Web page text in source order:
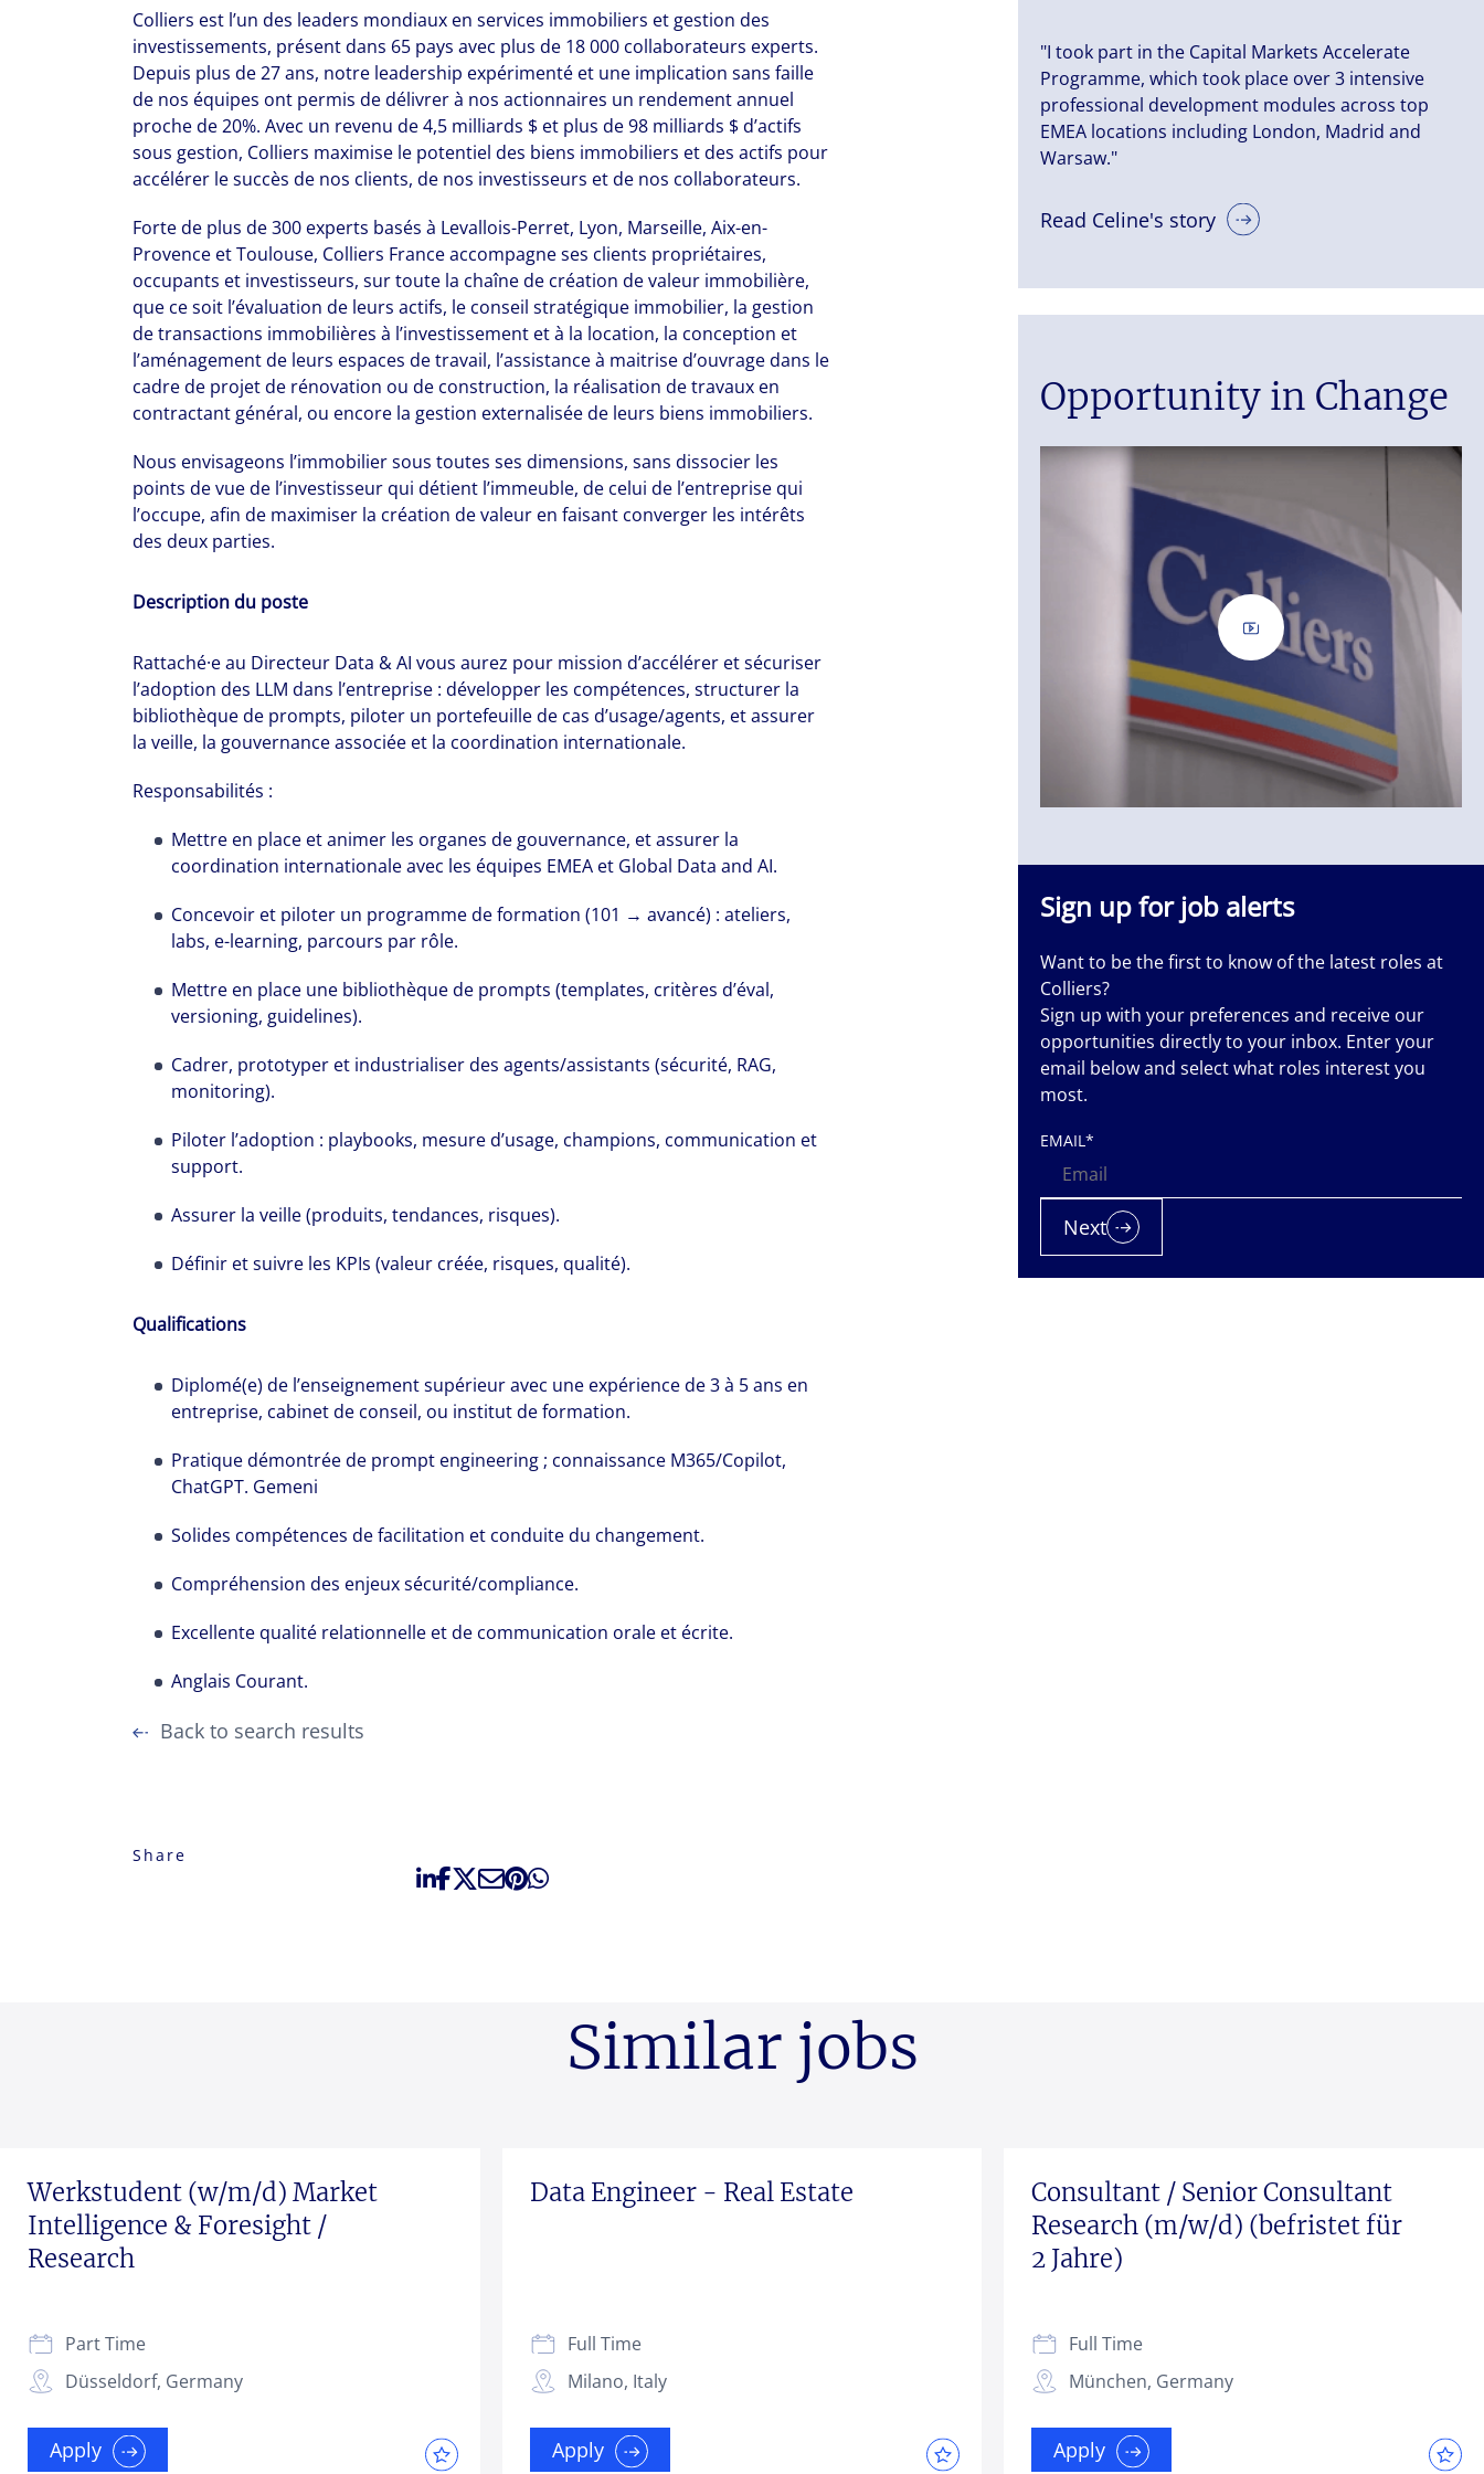
Colliers est l’un des leaders mondiaux en services immobiliers et gestion des
investissements, présent dans 65 pays avec plus de 18 000 collaborateurs experts.
Depuis plus de 27 ans, notre leadership expérimenté et une implication sans faille
de nos équipes ont permis de délivrer à nos actionnaires un rendement annuel
proche de 20%. Avec un revenu de 4,5 milliards $ et plus de 98 milliards $ d’actifs
sous gestion, Colliers maximise le potentiel des biens immobiliers et des actifs pour
accélérer le succès de nos clients, de nos investisseurs et de nos collaborateurs.
Forte de plus de 300 experts basés à Levallois-Perret, Lyon, Marseille, Aix-en-
Provence et Toulouse, Colliers France accompagne ses clients propriétaires,
occupants et investisseurs, sur toute la chaîne de création de valeur immobilière,
que ce soit l’évaluation de leurs actifs, le conseil stratégique immobilier, la gestion
de transactions immobilières à l’investissement et à la location, la conception et
l’aménagement de leurs espaces de travail, l’assistance à maitrise d’ouvrage dans le
cadre de projet de rénovation ou de construction, la réalisation de travaux en
contractant général, ou encore la gestion externalisée de leurs biens immobiliers.
Nous envisageons l’immobilier sous toutes ses dimensions, sans dissocier les
points de vue de l’investisseur qui détient l’immeuble, de celui de l’entreprise qui
l’occupe, afin de maximiser la création de valeur en faisant converger les intérêts
des deux parties.
Description du poste
Rattaché·e au Directeur Data & AI vous aurez pour mission d’accélérer et sécuriser
l’adoption des LLM dans l’entreprise : développer les compétences, structurer la
bibliothèque de prompts, piloter un portefeuille de cas d’usage/agents, et assurer
la veille, la gouvernance associée et la coordination internationale.
Responsabilités :
Mettre en place et animer les organes de gouvernance, et assurer la
coordination internationale avec les équipes EMEA et Global Data and AI.
Concevoir et piloter un programme de formation (101 → avancé) : ateliers,
labs, e-learning, parcours par rôle.
Mettre en place une bibliothèque de prompts (templates, critères d’éval,
versioning, guidelines).
Cadrer, prototyper et industrialiser des agents/assistants (sécurité, RAG,
monitoring).
Piloter l’adoption : playbooks, mesure d’usage, champions, communication et
support.
Assurer la veille (produits, tendances, risques).
Définir et suivre les KPIs (valeur créée, risques, qualité).
Qualifications
Diplomé(e) de l’enseignement supérieur avec une expérience de 3 à 5 ans en
entreprise, cabinet de conseil, ou institut de formation.
Pratique démontrée de prompt engineering ; connaissance M365/Copilot,
ChatGPT. Gemeni
Solides compétences de facilitation et conduite du changement.
Compréhension des enjeux sécurité/compliance.
Excellente qualité relationnelle et de communication orale et écrite.
Anglais Courant.
Back to search results
Share
"I took part in the Capital Markets Accelerate
Programme, which took place over 3 intensive
professional development modules across top
EMEA locations including London, Madrid and
Warsaw."
Read Celine's story
Opportunity in Change
leading diversified professional services and investment
management firm that is expert-led and solutions-oriented. Let us
show you how we see opportunity in change – and seize it.
Sign up for job alerts
Want to be the first to know of the latest roles at
Colliers?
Sign up with your preferences and receive our
opportunities directly to your inbox. Enter your
email below and select what roles interest you
most.
EMAIL*
Next
Similar jobs
Werkstudent (w/m/d) Market
Intelligence & Foresight /
Research
Düsseldorf, Germany
Part Time
Apply
Data Engineer - Real Estate
Milano, Italy
Full Time
Apply
Consultant / Senior Consultant
Research (m/w/d) (befristet für
2 Jahre)
München, Germany
Full Time
Apply